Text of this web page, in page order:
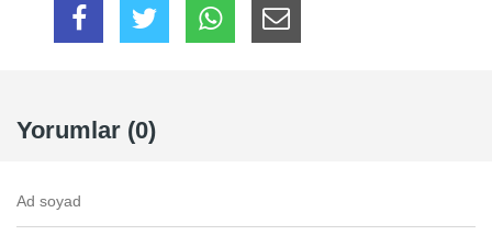
Yorumlar (0)